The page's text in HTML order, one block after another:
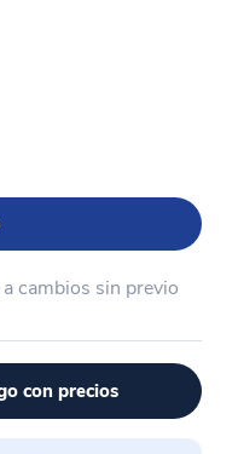
cambios sin previo
con precios